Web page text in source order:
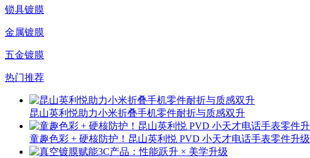
锁具镀膜
金属镀膜
五金镀膜
热门推荐
昆山英利悦助力小米折叠手机零件耐折与质感双升
童趣色彩 + 硬核防护！昆山英利悦 PVD 小天才电话手表零件升级